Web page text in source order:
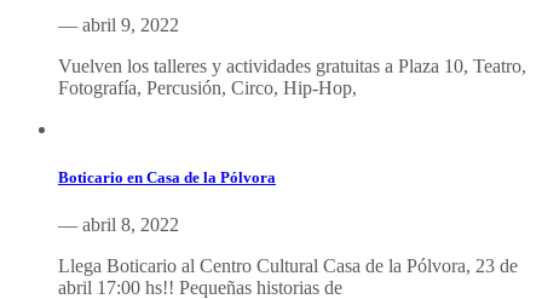
— abril 9, 2022
Vuelven los talleres y actividades gratuitas a Plaza 10, Teatro,
Fotografía, Percusión, Circo, Hip-Hop,
Boticario en Casa de la Pólvora
— abril 8, 2022
Llega Boticario al Centro Cultural Casa de la Pólvora, 23 de
abril 17:00 hs!! Pequeñas historias de